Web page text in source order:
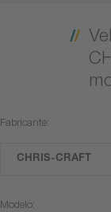
Fabricante:
CHRIS-CRAFT
Modelo: